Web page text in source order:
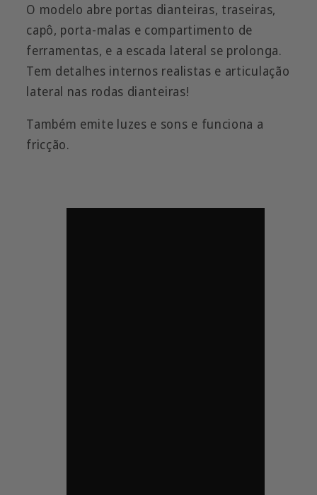
O modelo abre portas dianteiras, traseiras,
capô, porta-malas e compartimento de
ferramentas, e a escada lateral se prolonga.
Tem detalhes internos realistas e articulação
lateral nas rodas dianteiras!
Também emite luzes e sons e funciona a
fricção.